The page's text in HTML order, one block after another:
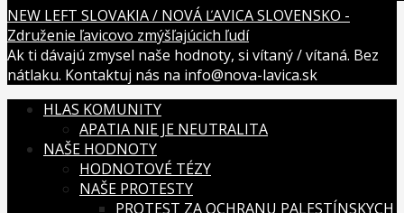
NEW LEFT SLOVAKIA / NOVÁ ĽAVICA SLOVENSKO -
Združenie ľavicovo zmýšľajúcich ľudí
Ak ti dávajú zmysel naše hodnoty, si vítaný / vítaná. Bez
nátlaku. Kontaktuj nás na info@nova-lavica.sk
HLAS KOMUNITY
APATIA NIE JE NEUTRALITA
NAŠE HODNOTY
HODNOTOVÉ TÉZY
NAŠE PROTESTY
PROTEST ZA OCHRANU PALESTÍNSKYCH